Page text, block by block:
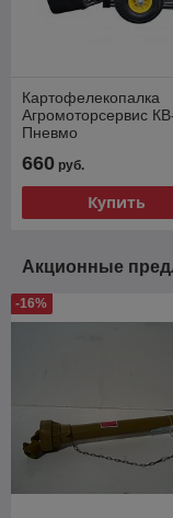
Картофелекопалка
Агромоторсервис
Пневмо
660 руб.
Купить
Акционные
-16%